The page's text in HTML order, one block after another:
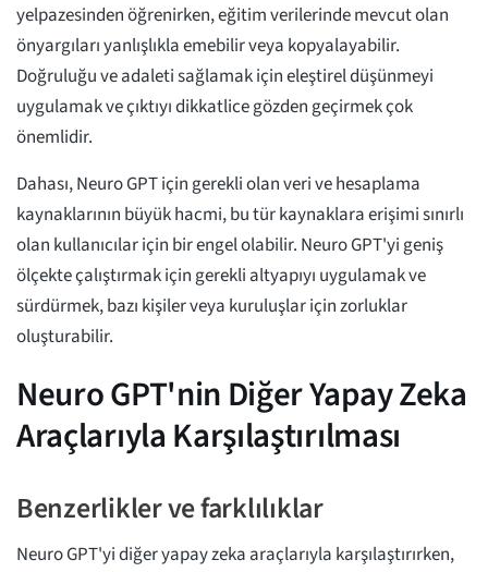
yelpazesinden öğrenirken, eğitim verilerinde mevcut olan
önyargıları yanlışlıkla emebilir veya kopyalayabilir.
Doğruluğu ve adaleti sağlamak için eleştirel düşünmeyi
uygulamak ve çıktıyı dikkatlice gözden geçirmek çok
önemlidir.
Dahası, Neuro GPT için gerekli olan veri ve hesaplama
kaynaklarının büyük hacmi, bu tür kaynaklara erişimi sınırlı
olan kullanıcılar için bir engel olabilir. Neuro GPT'yi geniş
ölçekte çalıştırmak için gerekli altyapıyı uygulamak ve
sürdürmek, bazı kişiler veya kuruluşlar için zorluklar
oluşturabilir.
Neuro GPT'nin Diğer Yapay Zeka
Araçlarıyla Karşılaştırılması
Benzerlikler ve farklılıklar
Neuro GPT'yi diğer yapay zeka araçlarıyla karşılaştırırken,